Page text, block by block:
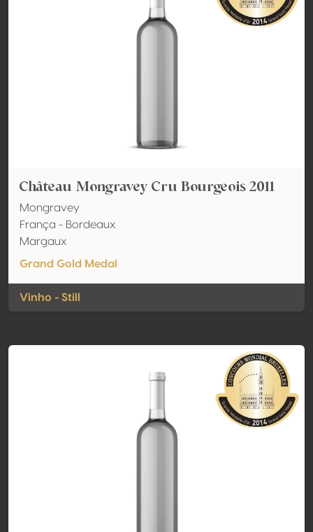
Château Mongravey Cru Bourgeois 2011
Mongravey
França - Bordeaux
Margaux
Grand Gold Medal
Vinho - Still